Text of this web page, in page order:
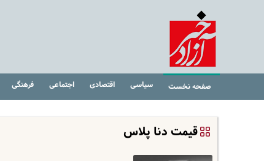
صفحه نخست سیاسی اقتصادی اجتماعی فرهنگی
قیمت دنا پلاس